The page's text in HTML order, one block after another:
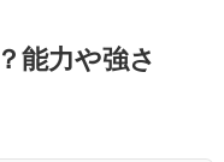
能力や強さ